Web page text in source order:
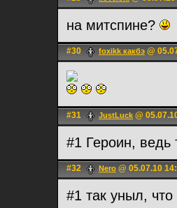
на митспине?
#30 foxikk какбэ @
#31 JustLuck @
#1 Героин, ведь
#32 Nero @ 05.07.10
#1 так уныл,